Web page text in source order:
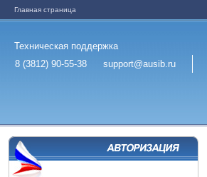
Главная страница
Техническая поддержка
8 (3812) 90-55-38
support@ausib.ru